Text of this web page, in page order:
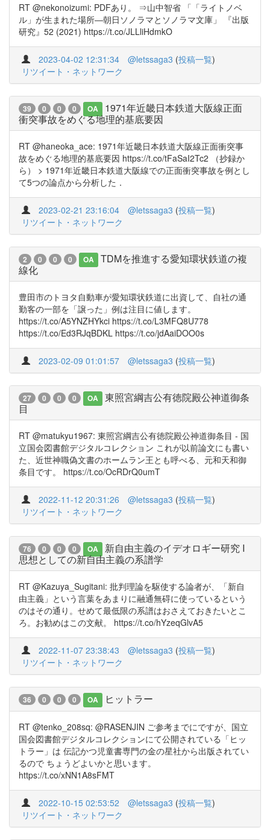
RT @nekonoizumi: PDFあり。 ⇒山中智省 「「ライトノベ
ル」が生まれた場所―朝日ソノラマとソノラマ文庫」 『出版
研究』52 (2021) https://t.co/JLLliHdmkO
2023-04-02 12:31:34 @letssaga3 (投稿一覧)
リツイート・ネットワーク
39 0 0 0 OA
1971年近畿日本鉄道大阪線正面
衝突事故をめぐる地理的基底要因
RT @haneoka_ace: 1971年近畿日本鉄道大阪線正面衝突事
故をめぐる地理的基底要因 https://t.co/tFaSaI2Tc2 （抄録か
ら） > 1971年近畿日本鉄道大阪線での正面衝突事故を例とし
て5つの論点から分析した．
2023-02-21 23:16:04 @letssaga3 (投稿一覧)
リツイート・ネットワーク
2 0 0 0 OA
TDMを推進する愛知環状鉄道の複
線化
豊田市のトヨタ自動車が愛知環状鉄道に出資して、自社の通
勤客の一部を「譲った」例は注目に値します。
https://t.co/A5YNZHYkci https://t.co/L3MFQ8U778
https://t.co/Ed3RJqBDKL https://t.co/jdAaiDOO0s
2023-02-09 01:01:57 @letssaga3 (投稿一覧)
27 0 0 0 OA
東照宮綱吉公有徳院殿公神道御条
目
RT @matukyu1967: 東照宮綱吉公有徳院殿公神道御条目 - 国
立国会図書館デジタルコレクション これが以前論文にも書い
た、近世神職偽文書のホームラン王とも呼べる、元和天和御
条目です。 https://t.co/OcRDrQ0umT
2022-11-12 20:31:26 @letssaga3 (投稿一覧)
リツイート・ネットワーク
76 0 0 0 OA
新自由主義のイデオロギー研究 I
思想としての新自由主義の系譜学
RT @Kazuya_Sugitani: 批判理論を駆使する論者が、「新自
由主義」という言葉をあまりに融通無碍に使っているという
のはその通り。せめて最低限の系譜はおさえておきたいとこ
ろ。お勧めはこの文献。 https://t.co/hYzeqGlvA5
2022-11-07 23:38:43 @letssaga3 (投稿一覧)
リツイート・ネットワーク
36 0 0 0 OA ヒットラー
RT @tenko_208sq: @RASENJIN ご参考までにですが、国立
国会図書館デジタルコレクションにて公開されている「ヒッ
トラー」は 伝記かつ児童書専門の金の星社から出版されてい
るので ちょうどよいかと思います。
https://t.co/xNN1A8sFMT
2022-10-15 02:53:52 @letssaga3 (投稿一覧)
リツイート・ネットワーク